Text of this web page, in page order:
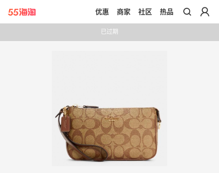
带你去官网买正品
优惠 商家 社区 热品
已过期